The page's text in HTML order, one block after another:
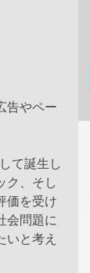
告やペー
て誕生し
ク、そし
価を受け
会問題に
いと考え